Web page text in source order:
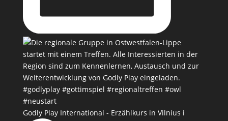
Godly Play International - Erzählkurs in Vilnius i